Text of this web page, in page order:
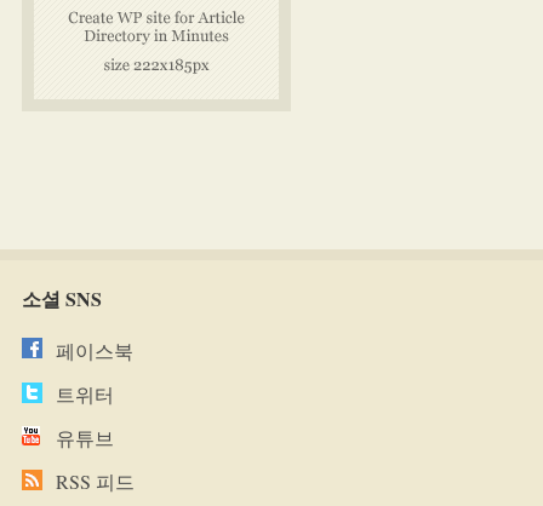
소셜 SNS
페이스북
트위터
유튜브
RSS 피드